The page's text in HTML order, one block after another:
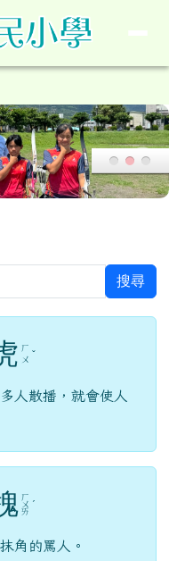
小學暨附設
搜尋
ㄏ
ㄨ ˇ
人散播，就會使人
ㄏ
ㄨ
ㄞ
ˊ
角的罵人。